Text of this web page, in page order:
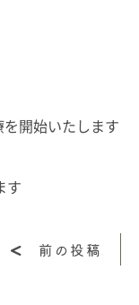
を開始いたします
す
前の投稿